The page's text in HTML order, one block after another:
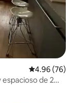
Calificación
4.96 (76)
de 2